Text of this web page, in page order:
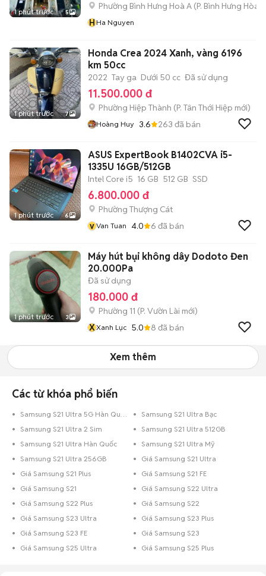
1 phút trước 5
Phường Bình Hưng Hoà A (P. Bình Hưng Hòa
HHa Nguyen
1 phút trước 7
Honda Crea 2024 Xanh, vàng 6196
km 50cc
2022 Tay ga Dưới 50 cc Đã sử dụng
11.500.000 đ
Phường Hiệp Thành (P. Tân Thới Hiệp mới)
Hoàng Huy 3.6 263 đã bán
1 phút trước 6
ASUS ExpertBook B1402CVA i5-
1335U 16GB/512GB
Intel Core i5 16 GB 512 GB SSD
6.800.000 đ
Phường Thượng Cát
v Van Tuan 4.0 6 đã bán
1 phút trước 3
Máy hút bụi không dây Dodoto Đen
20.000Pa
Đã sử dụng
180.000 đ
Phường 11 (P. Vườn Lài mới)
XXanh Lục 5.0 8 đã bán
Xem thêm
Các từ khóa phổ biến
Samsung S21 Ultra 5G Hàn Quốc
Samsung S21 Ultra Bạc
Samsung S21 Ultra 2 Sim
Samsung S21 Ultra 512GB
Samsung S21 Ultra Hàn Quốc
Samsung S21 Ultra Mỹ
Samsung S21 Ultra 256GB
Giá Samsung S21 Ultra
Giá Samsung S21 Plus
Giá Samsung S21 FE
Giá Samsung S21
Giá Samsung S22 Ultra
Giá Samsung S22 Plus
Giá Samsung S22
Giá Samsung S23 Ultra
Giá Samsung S23 Plus
Giá Samsung S23 FE
Giá Samsung S23
Giá Samsung S25 Ultra
Giá Samsung S25 Plus